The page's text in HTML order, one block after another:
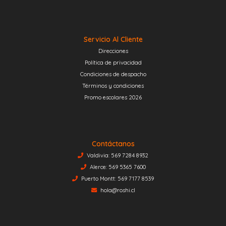
Servicio Al Cliente
Direcciones
Política de privacidad
Condiciones de despacho
Términos y condiciones
Promo escolares 2026
Contáctanos
Valdivia: 569 7284 8932
Alerce: 569 5365 7600
Puerto Montt: 569 7177 8539
hola@roshi.cl